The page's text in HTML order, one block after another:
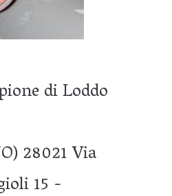
di Loddo
28021 Via
15 -